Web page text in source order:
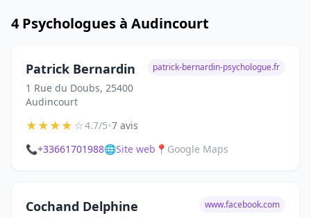
4 Psychologues à Audincourt
Patrick Bernardin
1 Rue du Doubs, 25400
Audincourt
patrick-bernardin-psychologue.fr
★★★★☆4.7/5•7 avis
📞+33661701988🌐Site web 📍 Google Maps
Cochand Delphine www.facebook.com